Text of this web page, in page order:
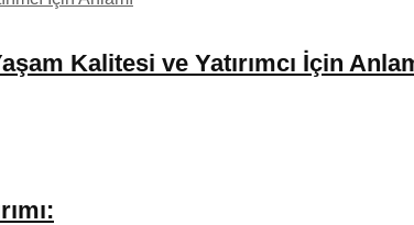
Kalitesi ve Yatırımcı İçin